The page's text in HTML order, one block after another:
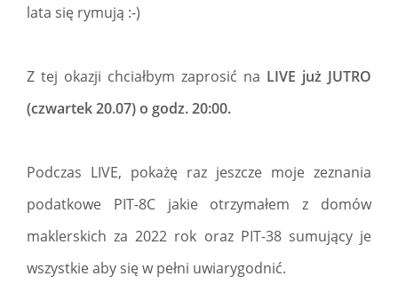
lata się rymują :-)
Z tej okazji chciałbym zaprosić na LIVE już JUTRO
(czwartek 20.07) o godz. 20:00.
Podczas LIVE, pokażę raz jeszcze moje zeznania
podatkowe PIT-8C jakie otrzymałem z domów
maklerskich za 2022 rok oraz PIT-38 sumujący je
wszystkie aby się w pełni uwiarygodnić.